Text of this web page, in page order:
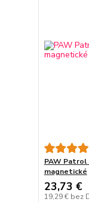
PAW
magnetické
23,73 €
19,29 € bez